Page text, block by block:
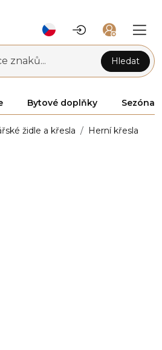
znaků... Hledat
Bytové doplňky Sezóna
židle a křesla Herní křesla